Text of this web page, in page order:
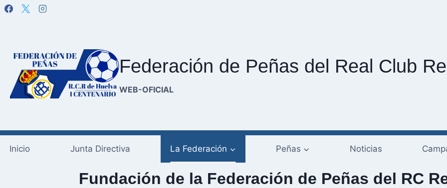
Saltar
Federación de Peñas del Real Club
WEB-OFICIAL
Inicio Junta Directiva La Federación Peñas Noticias
Fundación de la Federación de Peñas del RC